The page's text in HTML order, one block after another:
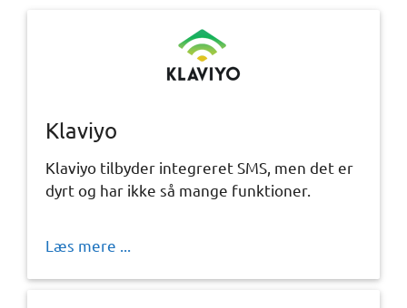
Klaviyo
Klaviyo tilbyder integreret SMS, men det er
dyrt og har ikke så mange funktioner.
Læs mere ...